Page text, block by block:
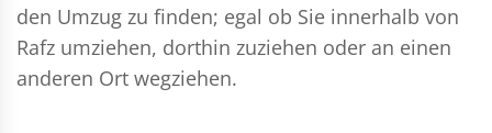
den Umzug zu finden; egal ob Sie innerhalb von
Rafz umziehen, dorthin zuziehen oder an einen
anderen Ort wegziehen.